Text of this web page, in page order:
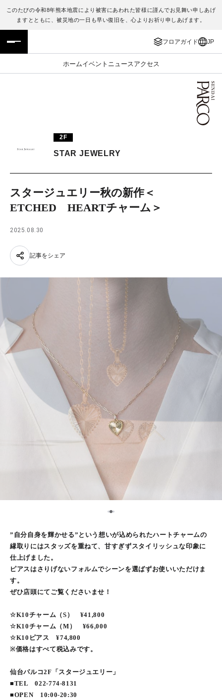
このたびの令和8年熊本地震により被害にあわれた皆様に謹んでお見舞い申しあげ
ますとともに、被災地の一日も早い復旧を、心よりお祈り申しあげます。
フロアガイド JP
ホームイベント ニュース アクセス
フロアガイド
施設案内・アクセス
TAX FREE
JP
ENGLISH
繁体字
日本語
2F
STAR JEWELRY
スタージュエリー秋の新作＜
ETCHED HEARTチャーム＞
2025.08.30
記事をシェア
12
”自分自身を輝かせる”という想いが込められたハートチャームの
縁取りにはスタッズを重ねて、甘すぎずスタイリッシュな印象に
仕上げました。
ピアスはさりげないフォルムでシーンを選ばずお使いいただけま
す。
ぜひ店頭にてご覧くださいませ！
☆K10チャーム（S） ¥41,800
☆K10チャーム（M） ¥66,000
☆K10ピアス ¥74,800
※価格はすべて税込みです。
仙台パルコ2F「スタージュエリー」
■TEL 022-774-8131
■OPEN 10:00-20:30